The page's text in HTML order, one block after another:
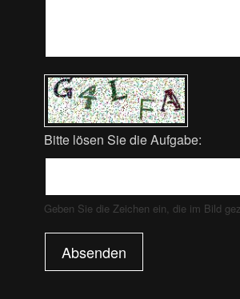
Bitte lösen Sie die Aufgabe:
Geben Sie die Zeichen ein, die im Bild
Absenden